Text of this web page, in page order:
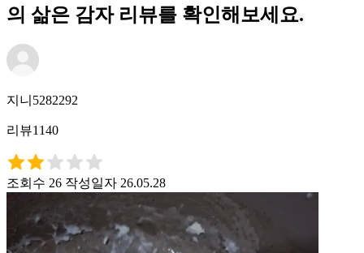
의 삶은 감자 리뷰를 확인해보세요.
지니5282292
리뷰1140
조회수 26 작성일자 26.05.28